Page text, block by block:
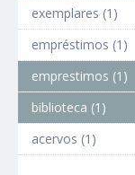
exemplares (1)
empréstimos (1)
emprestimos (1)
biblioteca (1)
acervos (1)